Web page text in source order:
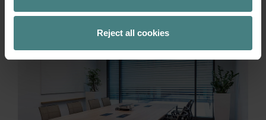
Reject all cookies